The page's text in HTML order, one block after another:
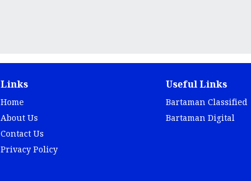
Links
Home
About Us
Contact Us
Privacy Policy
Useful Links
Bartaman Classified
Bartaman Digital